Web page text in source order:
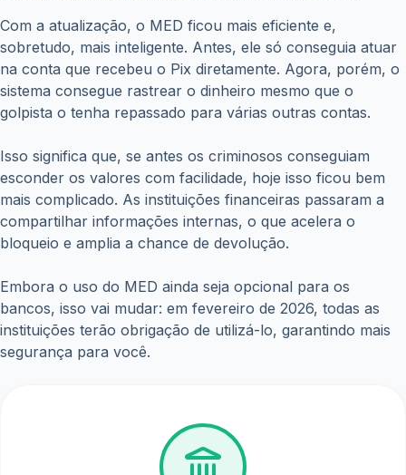
Com a atualização, o MED ficou mais eficiente e,
sobretudo, mais inteligente. Antes, ele só conseguia atuar
na conta que recebeu o Pix diretamente. Agora, porém, o
sistema consegue rastrear o dinheiro mesmo que o
golpista o tenha repassado para várias outras contas.
Isso significa que, se antes os criminosos conseguiam
esconder os valores com facilidade, hoje isso ficou bem
mais complicado. As instituições financeiras passaram a
compartilhar informações internas, o que acelera o
bloqueio e amplia a chance de devolução.
Embora o uso do MED ainda seja opcional para os
bancos, isso vai mudar: em fevereiro de 2026, todas as
instituições terão obrigação de utilizá-lo, garantindo mais
segurança para você.